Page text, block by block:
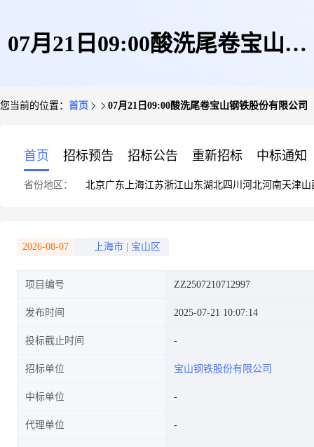
07月21日09:00酸洗尾卷宝山钢
您当前的位置： 首页 07月21日09:00酸洗尾卷宝山钢铁股份有限公司
首页 招标预告 招标公告 重新招标 中标通知
省份地区： 北京广东 上海江苏浙江山东湖北四川 河北河南天津山
2026-08-07 上海市 宝山区
项目编号 ZZ2507210712997
发布时间 2025-07-21 10:07:14
投标截止时间
招标单位 宝山钢铁股份有限公司
中标单位
代理单位